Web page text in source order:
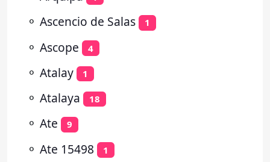
⚬ Ascencio de Salas 1
⚬ Ascope 4
⚬ Atalay 1
⚬ Atalaya 18
⚬ Ate 9
⚬ Ate 15498 1